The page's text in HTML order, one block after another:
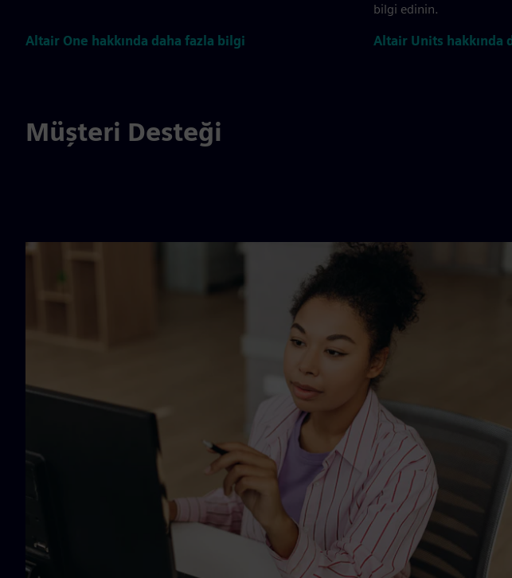
Altair One hakkında daha fazla bilgi
bilgi edinin.
Altair Units hakkında
Müşteri Desteği